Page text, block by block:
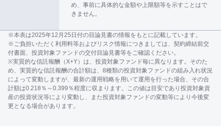
め、事前に具体的な金額や上限額等を示すことはで
きません。
※本表は2025年12月25日付の目論見書の情報をもとに記載しています。
※ご負担いただく利用料等およびリスク情報につきましては、契約締結前交
付書面、投資対象ファンドの交付目論見書等をご確認ください。
※実質的な信託報酬（X+Y）は、投資対象ファンド毎に異なります。そのた
め、実質的な信託報酬の合計額は、8種類の投資対象ファンドの組み入れ状況
によって変動しますが、最新の運用戦略を用いて運用を行った場合、その合
計額は0.218％～0.399％程度に収まります。この値は目安であり投資対象資
産の投資状況等により変動し、また投資対象ファンドの変動等により今後変
更となる場合があります。